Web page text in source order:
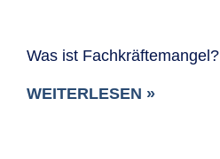
Was ist Fachkräftemangel?
WEITERLESEN »